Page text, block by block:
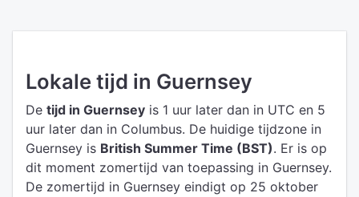
Lokale tijd in Guernsey
De tijd in Guernsey is 1 uur later dan in UTC en 5
uur later dan in Columbus. De huidige tijdzone in
Guernsey is British Summer Time (BST). Er is op
dit moment zomertijd van toepassing in Guernsey.
De zomertijd in Guernsey eindigt op 25 oktober